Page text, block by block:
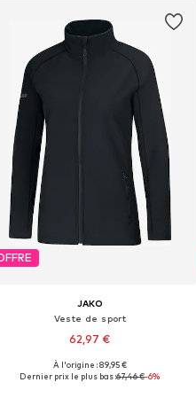
JAKO
Veste de sport
62,97 €
Tailles disponibles: XS, S, M
À l'origine : 89,95 €
Dernier prix le plus bas :67,46 €-6%